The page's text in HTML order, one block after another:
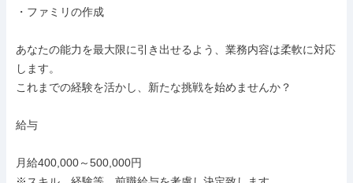
・ファミリの作成
あなたの能力を最大限に引き出せるよう、業務内容は柔軟に対応
します。
これまでの経験を活かし、新たな挑戦を始めませんか？
給与
月給400,000～500,000円